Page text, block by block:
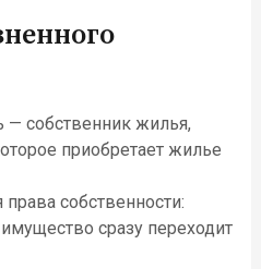
собственник жилья,
приобретает жилье
собственности:
сразу переходит